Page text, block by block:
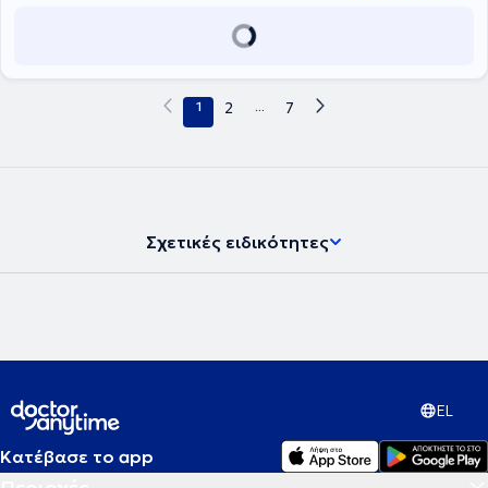
καθώς και σημαντικές συμμετοχές σε συνέδρια με ομιλίες και
ανακοινώσεις. Τέλος, είναι μέλος ιατρικών συλλόγων και
1 2 ... 7
Σχετικές ειδικότητες
EL
Κατέβασε το app